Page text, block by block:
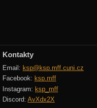
Kontakty
Email: ksp@ksp.mff.cuni.cz
Facebook: ksp.mff
Instagram: ksp_mff
Discord: AvXdx2X